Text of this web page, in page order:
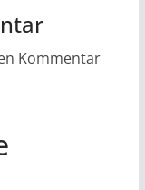
Kommentar